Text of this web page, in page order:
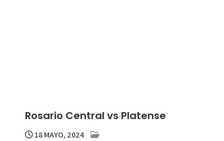
Rosario Central vs Platense
18 MAYO, 2024